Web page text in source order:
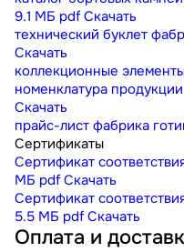
9.1 МБ pdf Скачать
технический буклет
Скачать
коллекционные
номенклатура
Скачать
прайс-лист фабрика
Сертификаты
Сертификат
МБ pdf Скачать
Сертификат
5.5 МБ pdf Скачать
Оплата и